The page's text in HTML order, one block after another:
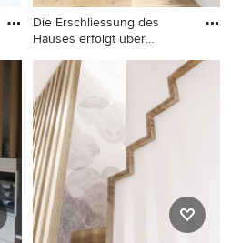
Die Erschliessung des
Hauses erfolgt über
Große Nordische Treppe in
München